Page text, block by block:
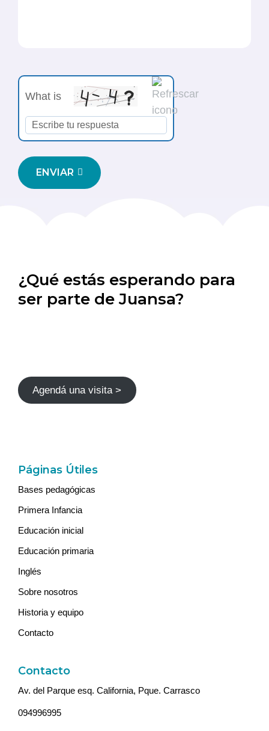
What is
ENVIAR
¿Qué estás esperando para
ser parte de Juansa?
Agendá una visita >
Páginas Útiles
Bases pedagógicas
Primera Infancia
Educación inicial
Educación primaria
Inglés
Sobre nosotros
Historia y equipo
Contacto
Contacto
Av. del Parque esq. California, Pque. Carrasco
094996995